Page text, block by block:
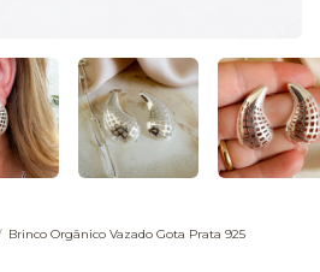
Brinco Orgânico Vazado Gota Prata 925